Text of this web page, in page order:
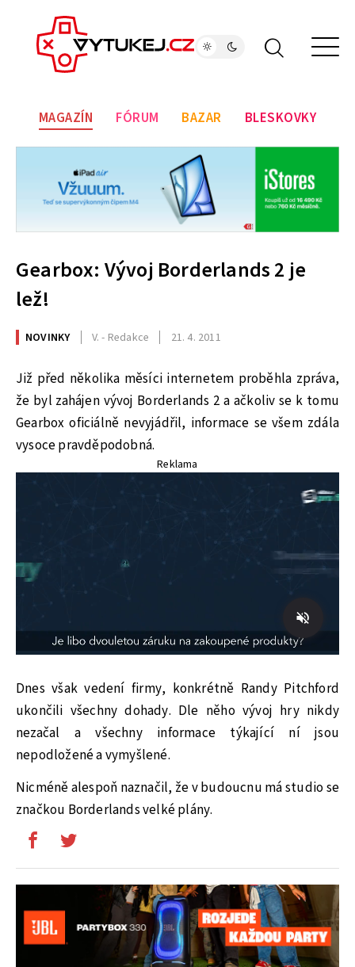
MAGAZÍN FÓRUM BAZAR BLESKOVKY
Gearbox: Vývoj Borderlands 2 je
lež!
NOVINKY V. - Redakce 21. 4. 2011
Již před několika měsíci internetem proběhla zpráva,
že byl zahájen vývoj Borderlands 2 a ačkoliv se k tomu
Gearbox oficiálně nevyjádřil, informace se všem zdála
vysoce pravděpodobná.
Reklama
Dnes však vedení firmy, konkrétně Randy Pitchford
ukončili všechny dohady. Dle něho vývoj hry nikdy
nezačal a všechny informace týkající ní jsou
nepodložené a vymyšlené.
Nicméně alespoň naznačil, že v budoucnu má studio se
značkou Borderlands velké plány.